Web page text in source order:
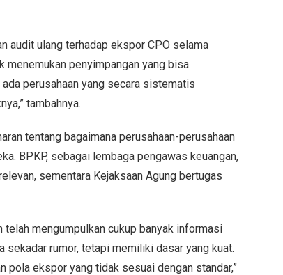
audit ulang terhadap ekspor CPO selama
menemukan penyimpangan yang bisa
ada perusahaan yang secara sistematis
tambahnya.
tentang bagaimana perusahaan-perusahaan
BPKP, sebagai lembaga pengawas keuangan,
sementara Kejaksaan Agung bertugas
telah mengumpulkan cukup banyak informasi
sekadar rumor, tetapi memiliki dasar yang kuat.
pola ekspor yang tidak sesuai dengan standar,”